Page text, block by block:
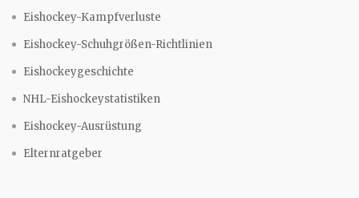
Eishockey-Kampfverluste
Eishockey-Schuhgrößen-Richtlinien
Eishockeygeschichte
NHL-Eishockeystatistiken
Eishockey-Ausrüstung
Elternratgeber